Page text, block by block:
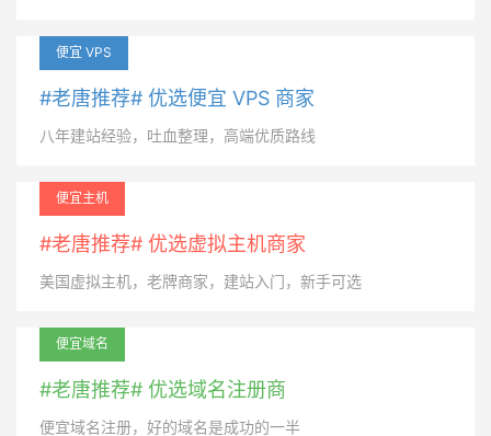
便宜 VPS
#老唐推荐# 优选便宜 VPS 商家
八年建站经验，吐血整理，高端优质路线
便宜主机
#老唐推荐# 优选虚拟主机商家
美国虚拟主机，老牌商家，建站入门，新手可选
便宜域名
#老唐推荐# 优选域名注册商
便宜域名注册，好的域名是成功的一半